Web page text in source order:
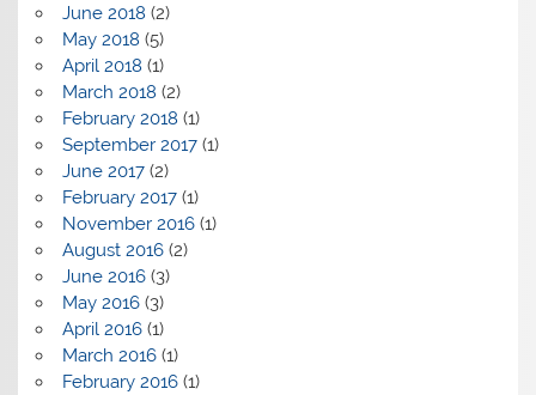
June 2018 (2)
May 2018 (5)
April 2018 (1)
March 2018 (2)
February 2018 (1)
September 2017(1)
June 2017(2)
February 2017(1)
November 2016(1)
August 2016(2)
June 2016(3)
May 2016(3)
April 2016(1)
March 2016(1)
February 2016(1)